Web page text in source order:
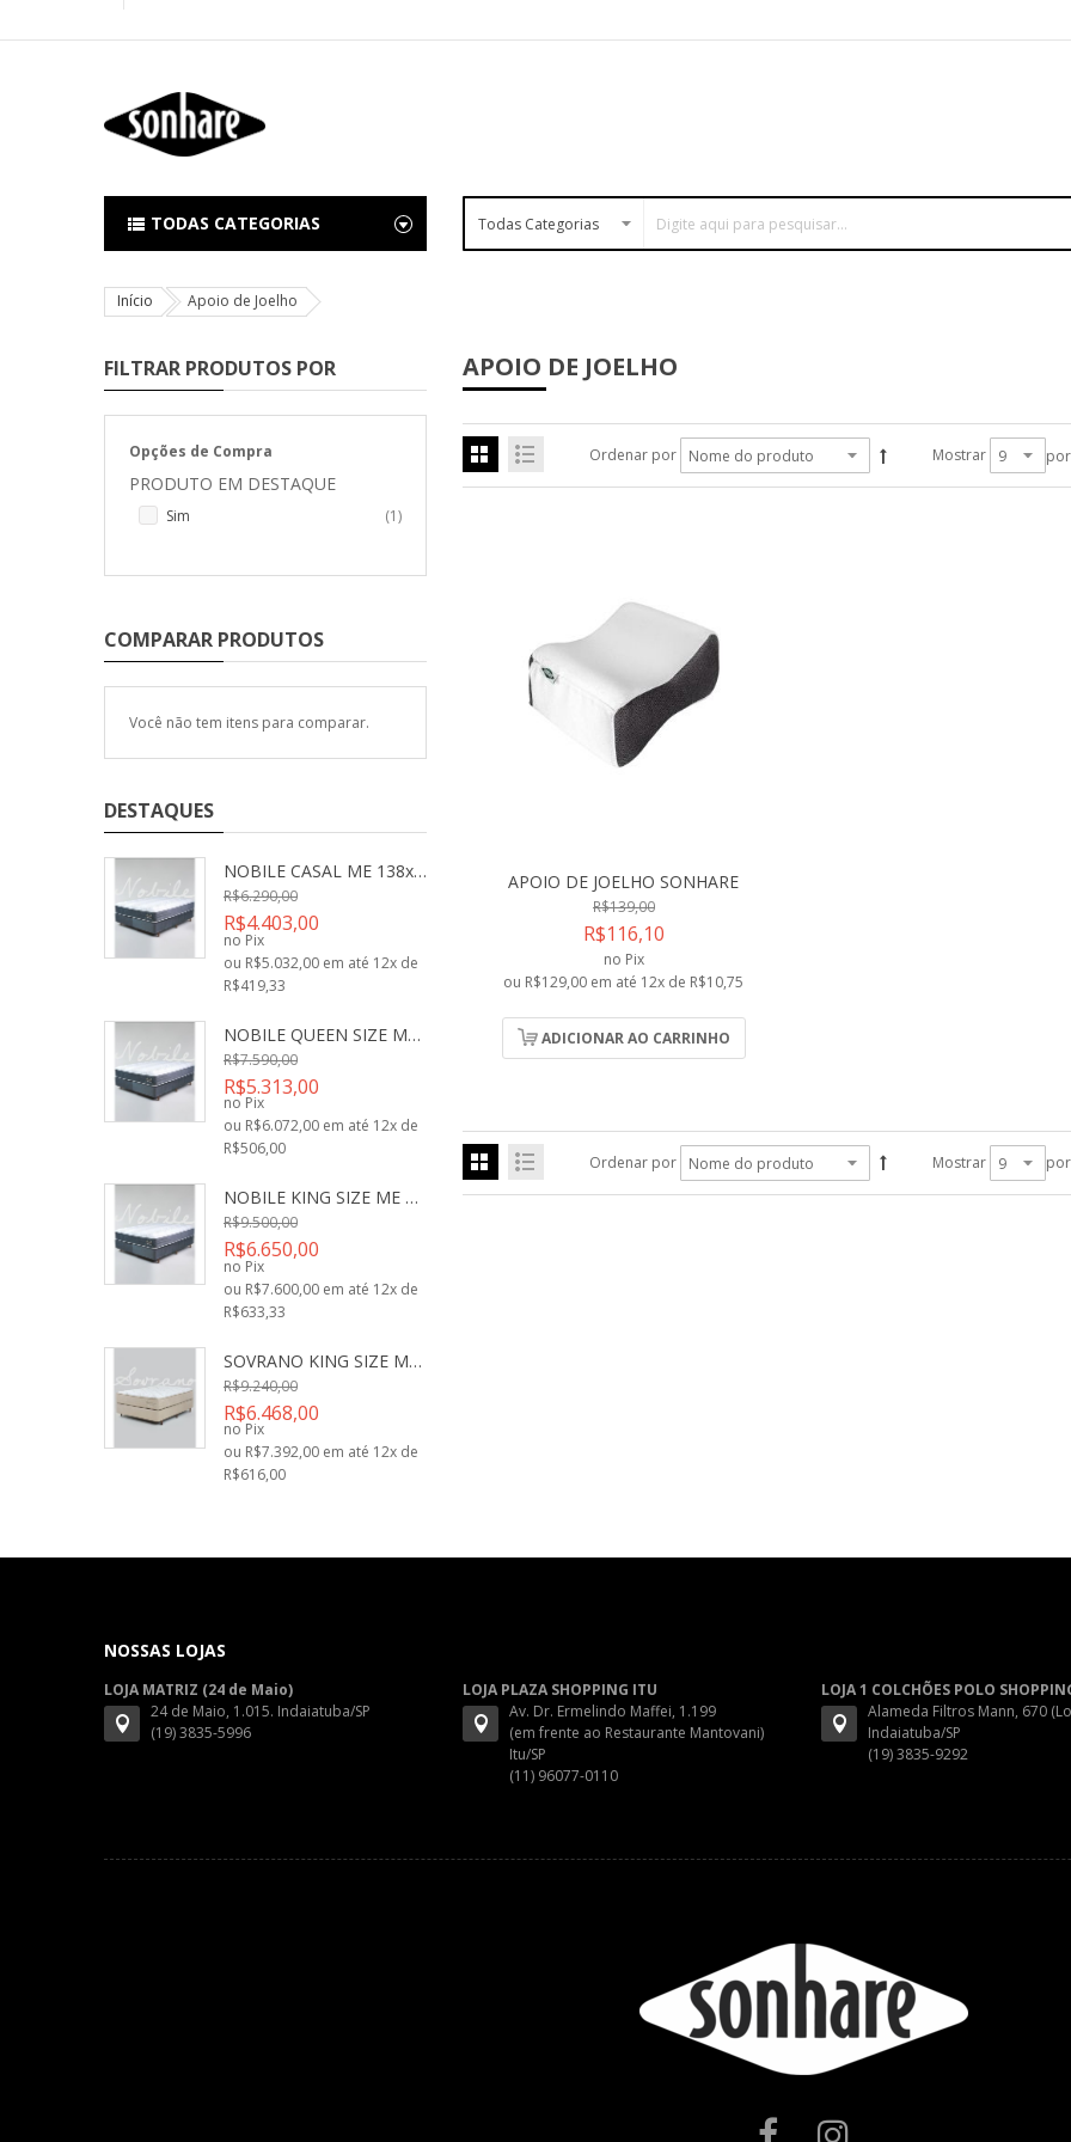
TODAS CATEGORIAS
Início Apoio de Joelho
APOIO DE JOELHO
Ordenar por Mostrar
APOIO DE JOELHO SONHARE
R$139,00
R$116,10
no Pix
ou R$129,00 em até 12x de R$10,75
ADICIONAR AO CARRINHO
Ordenar por Mostrar
FILTRAR PRODUTOS POR
Opções de Compra
PRODUTO EM DESTAQUE
Sim 1item
COMPARAR PRODUTOS
Você não tem itens para comparar.
DESTAQUES
NOBILE CASAL ME 138x188x32
R$6.290,00
R$4.403,00
no Pix
ou R$5.032,00 em até 12x de
R$419,33
NOBILE QUEEN SIZE ME 158x198x32
R$7.590,00
R$5.313,00
no Pix
ou R$6.072,00 em até 12x de
R$506,00
NOBILE KING SIZE ME 193x203x32
R$9.500,00
R$6.650,00
no Pix
ou R$7.600,00 em até 12x de
R$633,33
SOVRANO KING SIZE ME 193x203x32
R$9.240,00
R$6.468,00
no Pix
ou R$7.392,00 em até 12x de
R$616,00
NOSSAS LOJAS
LOJA MATRIZ (24 de Maio)
24 de Maio, 1.015. Indaiatuba/SP
(19) 3835-5996
LOJA PLAZA SHOPPING ITU
Av. Dr. Ermelindo Maffei, 1.199
(em frente ao Restaurante Mantovani)
Itu/SP
(11) 96077-0110
LOJA 1 COLCHÕES POLO
Alameda Filtros Mann, 670
Indaiatuba/SP
(19) 3835-9292